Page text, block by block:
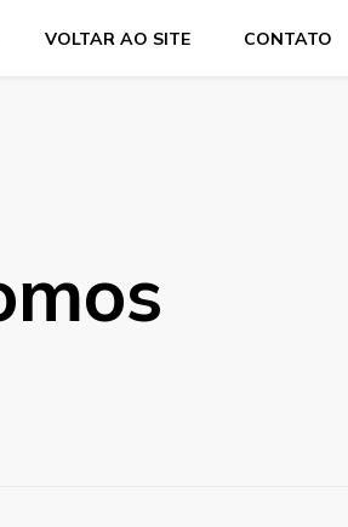
VOLTAR AO SITE CONTATO